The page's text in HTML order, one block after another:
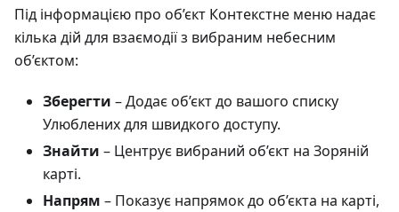
Під інформацією про об’єкт Контекстне меню надає
кілька дій для взаємодії з вибраним небесним
об’єктом:
Зберегти – Додає об’єкт до вашого списку
Улюблених для швидкого доступу.
Знайти – Центрує вибраний об’єкт на Зоряній
карті.
Напрям – Показує напрямок до об’єкта на карті,